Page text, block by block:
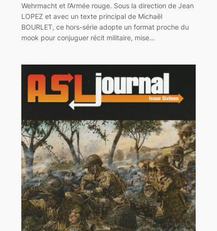
Wehrmacht et l’Armée rouge. Sous la direction de Jean
LOPEZ et avec un texte principal de Michaël
BOURLET, ce hors-série adopte un format proche du
mook pour conjuguer récit militaire, mise…